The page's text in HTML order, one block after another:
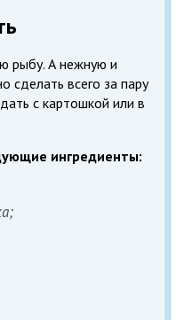
рыбу. А нежную и
сделать всего за пару
с картошкой или в
ингредиенты: